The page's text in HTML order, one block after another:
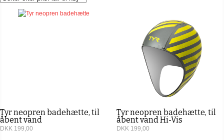
Tyr neopren badehætte, til
åbent vand
DKK 199,00
Tyr neopren badehætte, til
åbent vand Hi-Vis
DKK 199,00